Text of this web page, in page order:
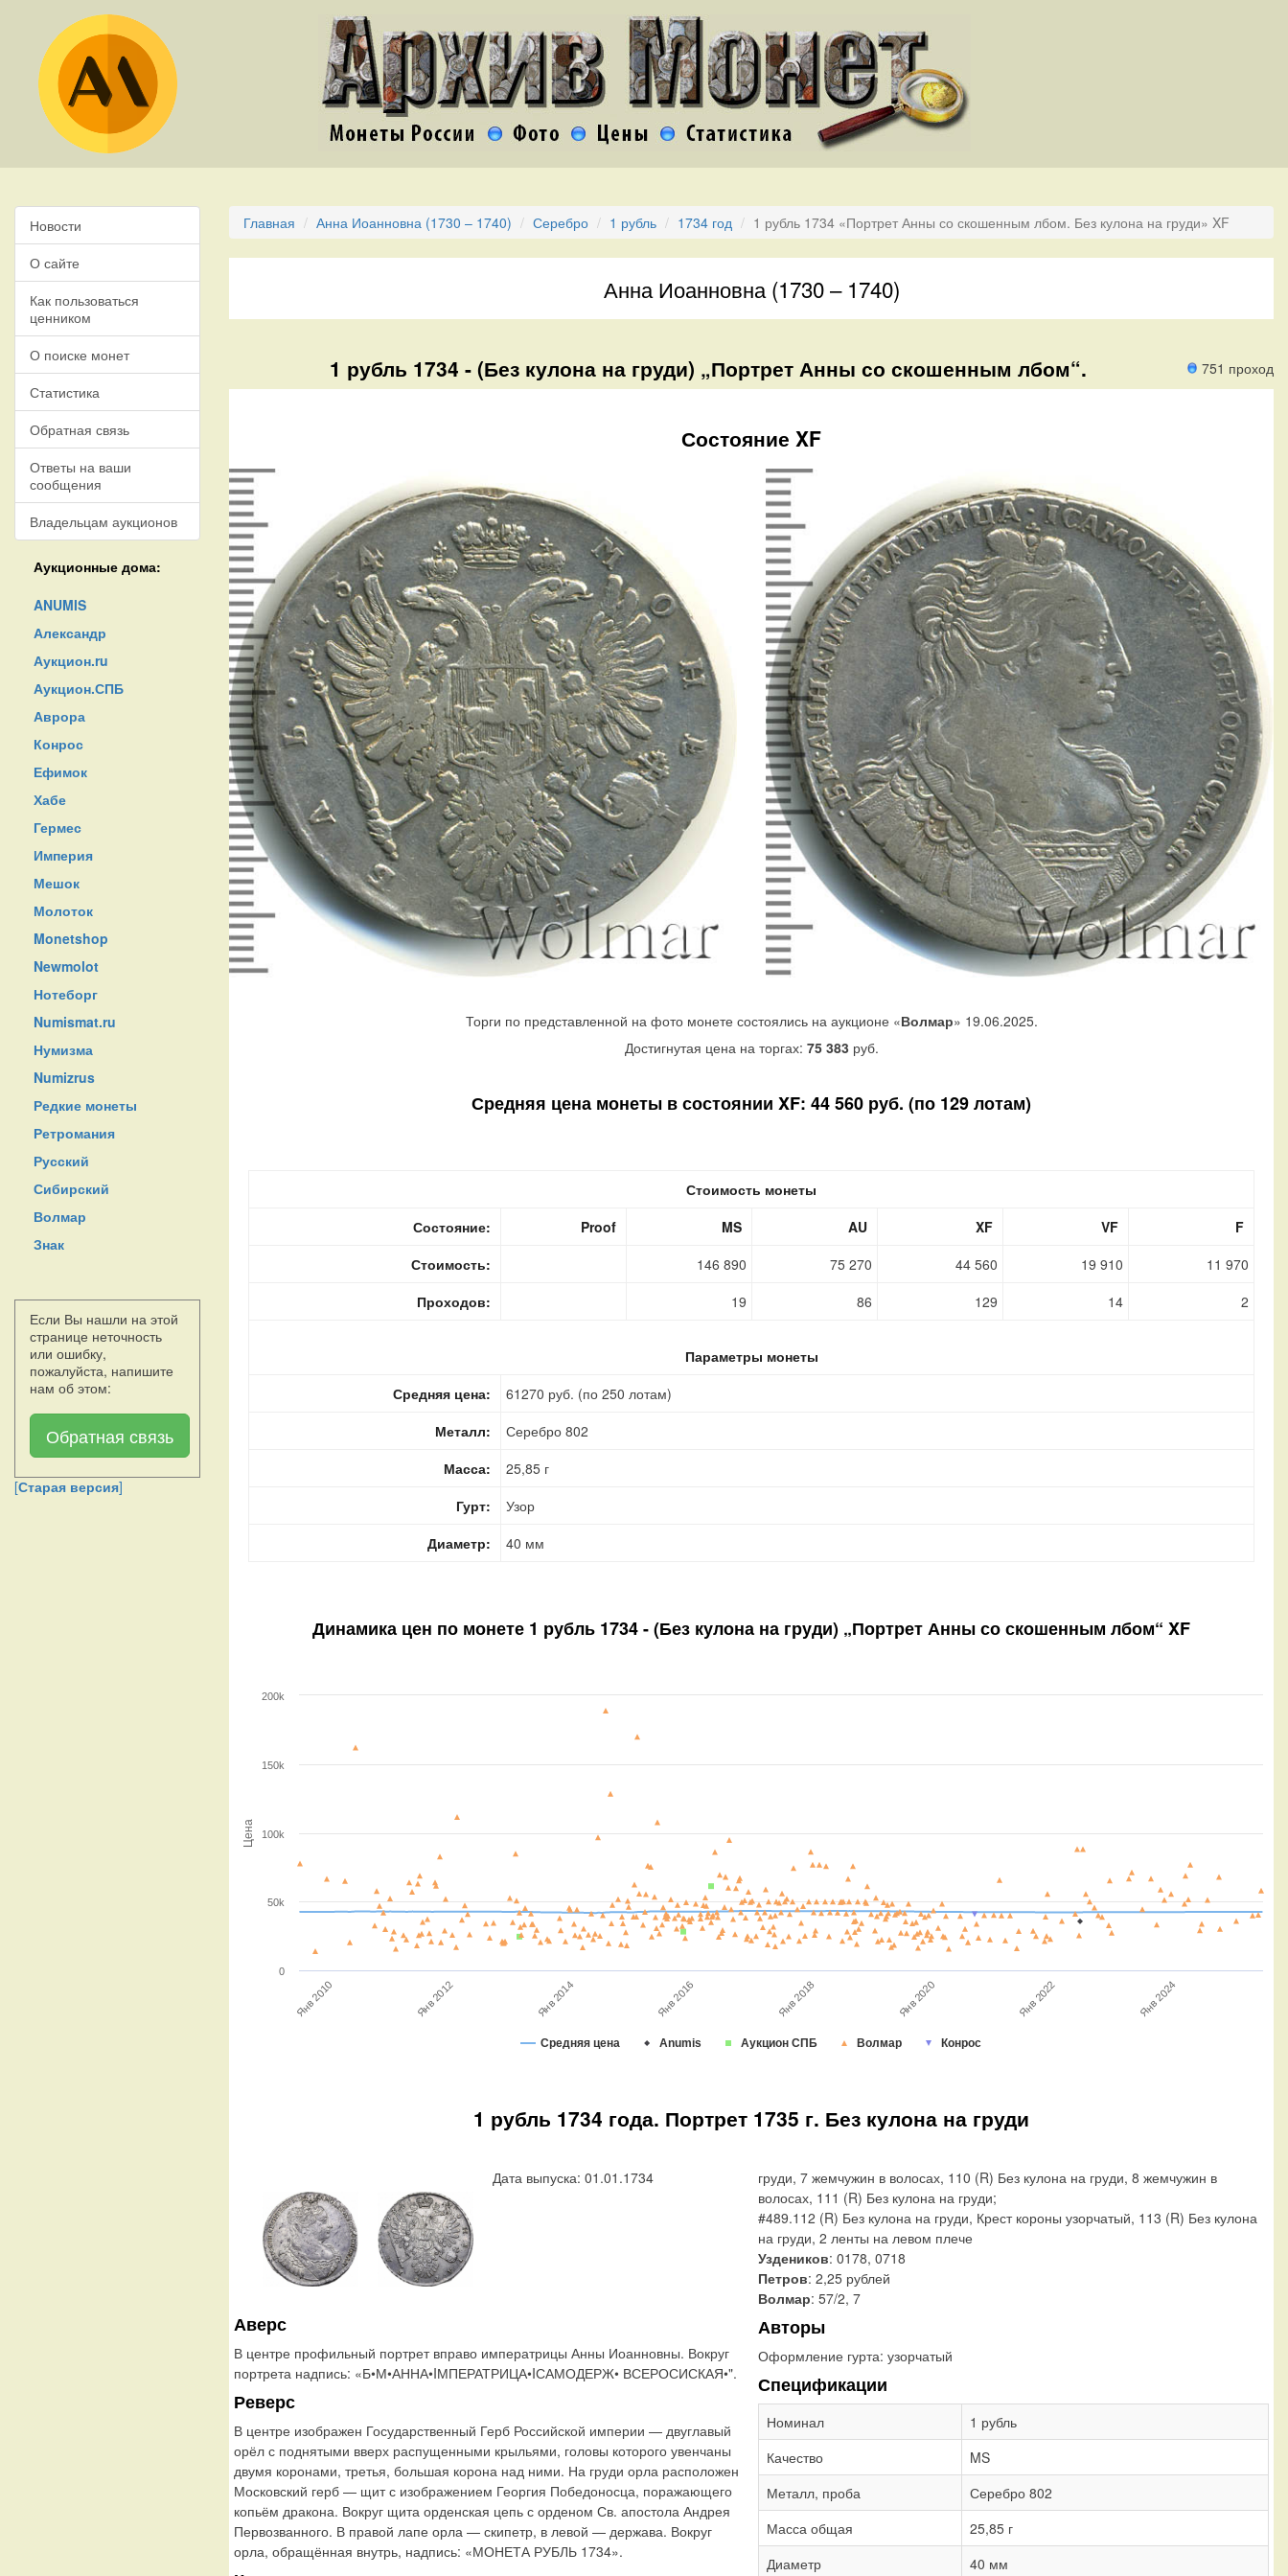
Новости
О сайте
Как пользоваться
ценником
О поиске монет
Статистика
Обратная связь
Ответы на ваши
сообщения
Владельцам аукционов
Аукционные дома:
ANUMIS
Александр
Аукцион.ru
Аукцион.СПБ
Аврора
Конрос
Ефимок
Хабе
Гермес
Империя
Мешок
Молоток
Monetshop
Newmolot
Нотеборг
Numismat.ru
Нумизма
Numizrus
Редкие монеты
Ретромания
Русский
Сибирский
Волмар
Знак
Если Вы нашли на этой
странице неточность
или ошибку,
пожалуйста, напишите
нам об этом:
Обратная связь
[Старая версия]
Главная Анна Иоанновна (1730 – 1740) Серебро 1 рубль 1734 год 1 рубль 1734 «Портрет Анны со скошенным лбом. Без кулона на груди» XF
Анна Иоанновна (1730 – 1740)
751 проход
1 рубль 1734 - (Без кулона на груди) „Портрет Анны со скошенным лбом“.
Состояние XF
Торги по представленной на фото монете состоялись на аукционе «Волмар» 19.06.2025.
Достигнутая цена на торгах: 75 383 руб.
Средняя цена монеты в состоянии XF: 44 560 руб. (по 129 лотам)
Стоимость монеты
Состояние:
Proof MS AU XF VF
F
Стоимость:
146 890 75 270 44 560 19 910
11 970
Проходов:
19 86 129 14 2
Параметры монеты
Средняя цена:
61270 руб. (по 250 лотам)
Металл:
Серебро 802
Масса:
25,85 г
Гурт:
Узор
Диаметр:
40 мм
Динамика цен по монете 1 рубль 1734 - (Без кулона на груди) „Портрет Анны со скошенным лбом“ XF
Цена
Средняя цена Anumis Аукцион СПБ Волмар Конрос
Янв 2010 Янв 2012 Янв 2014 Янв 2016 Янв 2018 Янв 2020 Янв 2022 Янв 2024
0
50k
100k
150k
200k
1 рубль 1734 года. Портрет 1735 г. Без кулона на груди
Дата выпуска: 01.01.1734
Аверс
В центре профильный портрет вправо императрицы Анны Иоанновны. Вокруг
портрета надпись: «Б•М•АННА•IМПЕРАТРИЦА•IСАМОДЕРЖ• ВСЕРОСИСКАЯ•".
Реверс
В центре изображен Государственный Герб Российской империи — двуглавый
орёл с поднятыми вверх распущенными крыльями, головы которого увенчаны
двумя коронами, третья, большая корона над ними. На груди орла расположен
Московский герб — щит с изображением Георгия Победоносца, поражающего
копьём дракона. Вокруг щита орденская цепь с орденом Св. апостола Андрея
Первозванного. В правой лапе орла — скипетр, в левой — держава. Вокруг
орла, обращённая внутрь, надпись: «МОНЕТА РУБЛЬ 1734».
груди, 7 жемчужин в волосах, 110 (R) Без кулона на груди, 8 жемчужин в
волосах, 111 (R) Без кулона на груди;
#489.112 (R) Без кулона на груди, Крест короны узорчатый, 113 (R) Без кулона
на груди, 2 ленты на левом плече
Уздеников: 0178, 0718
Петров: 2,25 рублей
Волмар: 57/2, 7
Авторы
Оформление гурта: узорчатый
Спецификации
Номинал
1 рубль
Качество
MS
Металл, проба
Серебро 802
Масса общая
25,85 г
Диаметр
40 мм